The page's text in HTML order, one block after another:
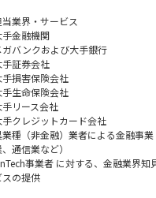
業界・サービス
手金融機関
バンクおよび大手銀行
証券会社
損害保険会社
生命保険会社
リース会社
クレジットカード会社
業種（非金融）業者による金融事
通信業など）
事業者 に対する、金融業界知
スの提供